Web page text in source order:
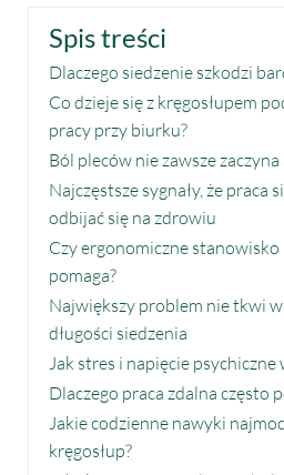
Spis treści
Dlaczego siedzenie szkodzi
Co dzieje się z kręgosłupem
pracy przy biurku?
Ból pleców nie zawsze
Najczęstsze sygnały, że praca
odbijać się na zdrowiu
Czy ergonomiczne
pomaga?
Największy problem nie tkwi
długości siedzenia
Jak stres i napięcie psychiczne
Dlaczego praca zdalna często
Jakie codzienne nawyki
kręgosłup?